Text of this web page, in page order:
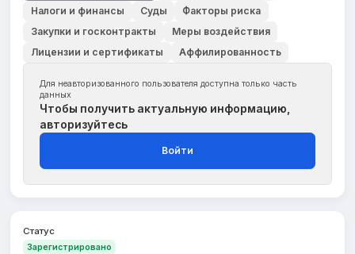
Налоги и финансы
Суды
Факторы риска
Закупки и госконтракты
Меры воздействия
Лицензии и сертификаты
Аффилированность
Для неавторизованного пользователя доступна только часть
данных
Чтобы получить актуальную информацию,
авторизуйтесь
Войти
Статус
Зарегистрировано